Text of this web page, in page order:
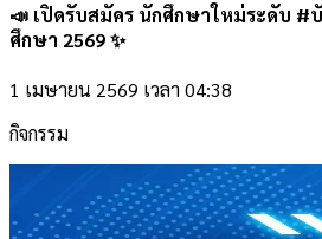
📣 เปิดรับสมัคร นักศึกษาใหม่ระดับ
ศึกษา 2569 ✨
1 เมษายน 2569 เวลา 04:38
กิจกรรม